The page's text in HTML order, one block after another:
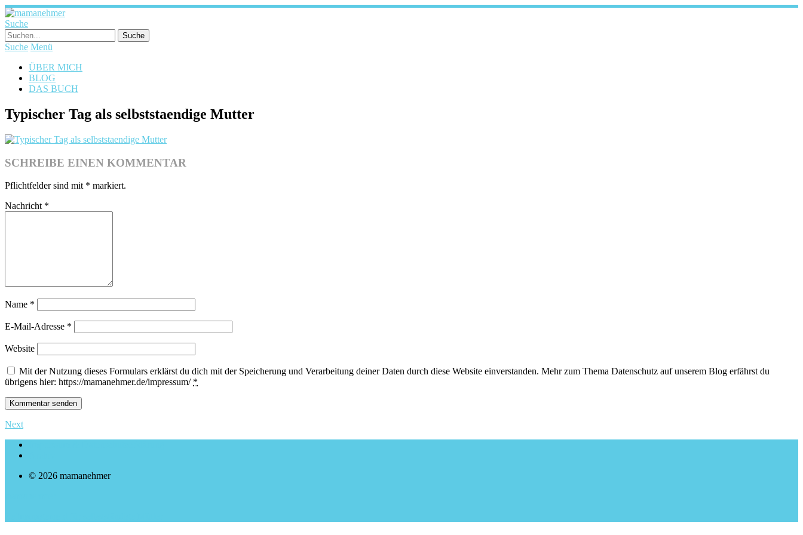
Suche
Suche Menü
ÜBER MICH
BLOG
DAS BUCH
Typischer Tag als selbststaendige Mutter
SCHREIBE EINEN KOMMENTAR
Pflichtfelder sind mit * markiert.
Nachricht *
Name *
E-Mail-Adresse *
Website
Mit der Nutzung dieses Formulars erklärst du dich mit der Speicherung und Verarbeitung deiner Daten durch diese Website einverstanden. Mehr zum Thema Datenschutz auf unserem Blog erfährst du
übrigens hier: https://mamanehmer.de/impressum/ *
Next
© 2026 mamanehmer